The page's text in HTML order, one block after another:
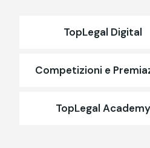
TopLegal Digital
Competizioni e
TopLegal Academy